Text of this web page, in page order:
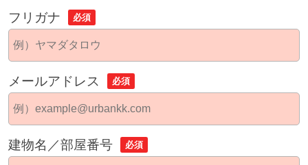
フリガナ 必須
メールアドレス 必須
建物名／部屋番号 必須